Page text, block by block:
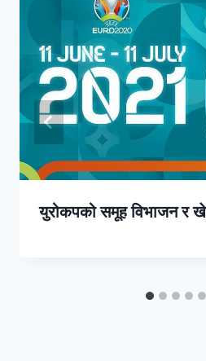
युरोकपको समूह विभाजन र